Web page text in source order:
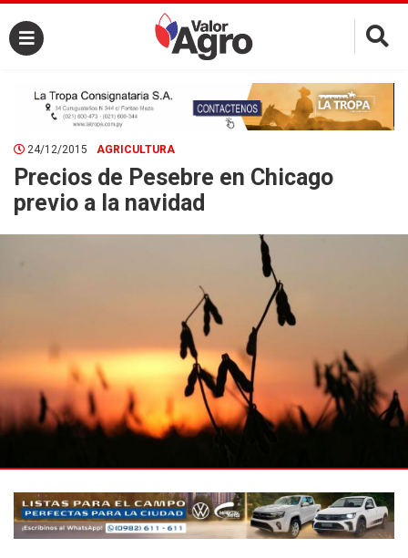
×
24/12/2015 AGRICULTURA
Precios de Pesebre en Chicago
previo a la navidad